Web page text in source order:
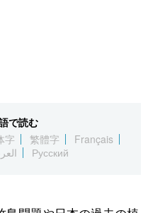
で読む
字 繁體字
Français
Русский